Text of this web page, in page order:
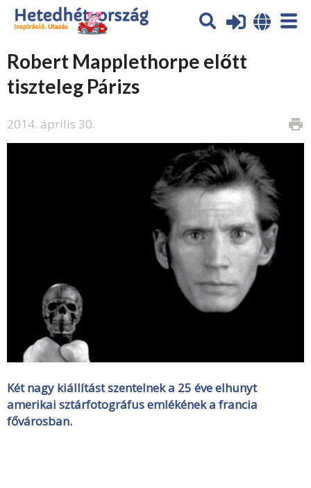
Robert Mapplethorpe előtt
tiszteleg Párizs
2014. április 30. print
Két nagy kiállítást szentelnek a 25 éve elhunyt
amerikai sztárfotográfus emlékének a francia
fővárosban.